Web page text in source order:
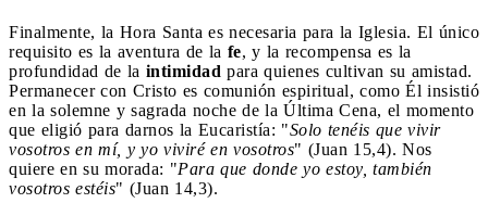
Finalmente, la Hora Santa es necesaria para la Iglesia. El único
requisito es la aventura de la fe, y la recompensa es la
profundidad de la intimidad para quienes cultivan su amistad.
Permanecer con Cristo es comunión espiritual, como Él insistió
en la solemne y sagrada noche de la Última Cena, el momento
que eligió para darnos la Eucaristía: "Solo tenéis que vivir
vosotros en mí, y yo viviré en vosotros" (Juan 15,4). Nos
quiere en su morada: "Para que donde yo estoy, también
vosotros estéis" (Juan 14,3).